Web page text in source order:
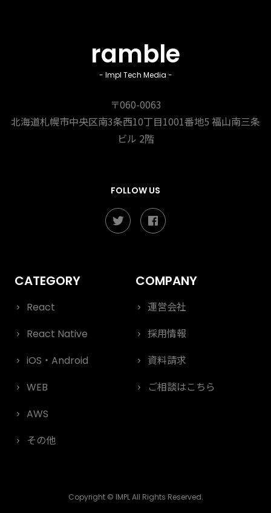
ramble
- Impl Tech Media -
〒060-0063
北海道札幌市中央区南3条西10丁目1001番地5 福山南三条
ビル 2階
FOLLOW US
React
React Native
iOS・Android
WEB
AWS
その他
運営会社
採用情報
資料請求
ご相談はこちら
Copyright © IMPL All Rights Reserved.